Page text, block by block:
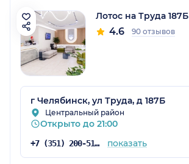
Лотос на Труда 187Б
4.6 90 отзывов
г Челябинск, ул Труда, д 187Б
Центральный район
Открыто до 21:00
+7 (351) 200-51-58 показать